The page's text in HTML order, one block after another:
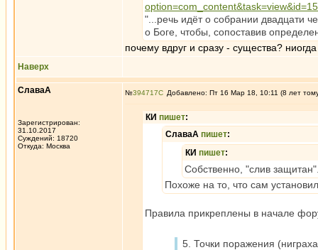
"...речь идёт о собрании двадцати
о Боге, чтобы, сопоставив
почему вдруг и сразу - существа?
Наверх
СлаваА
Зарегистрирован:
31.10.2017
Суждений: 18720
Откуда: Москва
№394717 Добавлено: Пт 16 Мар 18, 10:11 (8 лет
КИ пишет:
СлаваА пишет:
КИ пишет:
Собственно, "слив
Похоже на то, что сам
Правила прикреплены в начале
5. Точки поражения